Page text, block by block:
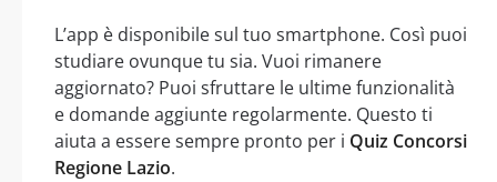
L’app è disponibile sul tuo smartphone. Così puoi
studiare ovunque tu sia. Vuoi rimanere
aggiornato? Puoi sfruttare le ultime funzionalità
e domande aggiunte regolarmente. Questo ti
aiuta a essere sempre pronto per i Quiz Concorsi
Regione Lazio.